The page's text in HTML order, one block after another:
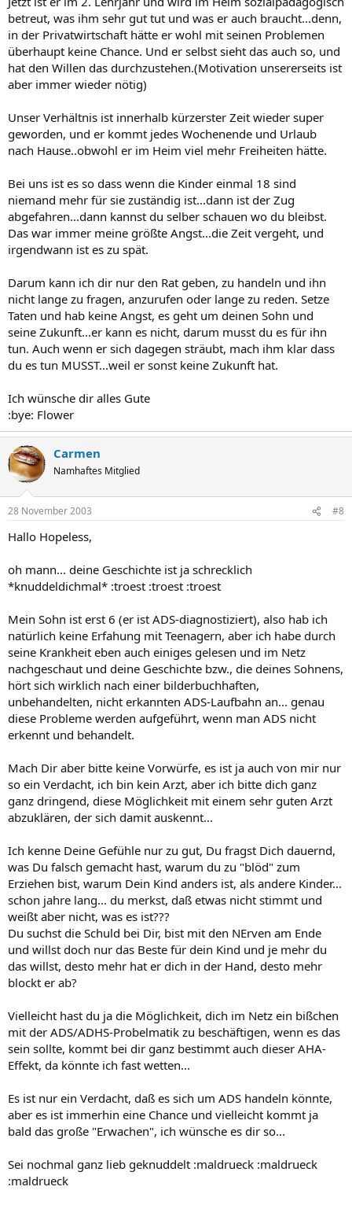
betreut, was ihm sehr gut tut und was er auch braucht...denn,
in der Privatwirtschaft hätte er wohl mit seinen Problemen
überhaupt keine Chance. Und er selbst sieht das auch so, und
hat den Willen das durchzustehen.(Motivation unsererseits ist
aber immer wieder nötig)
Unser Verhältnis ist innerhalb kürzerster Zeit wieder super
geworden, und er kommt jedes Wochenende und Urlaub
nach Hause..obwohl er im Heim viel mehr Freiheiten hätte.
Bei uns ist es so dass wenn die Kinder einmal 18 sind
niemand mehr für sie zuständig ist...dann ist der Zug
abgefahren...dann kannst du selber schauen wo du bleibst.
Das war immer meine größte Angst...die Zeit vergeht, und
irgendwann ist es zu spät.
Darum kann ich dir nur den Rat geben, zu handeln und ihn
nicht lange zu fragen, anzurufen oder lange zu reden. Setze
Taten und hab keine Angst, es geht um deinen Sohn und
seine Zukunft...er kann es nicht, darum musst du es für ihn
tun. Auch wenn er sich dagegen sträubt, mach ihm klar dass
du es tun MUSST...weil er sonst keine Zukunft hat.
Ich wünsche dir alles Gute
:bye: Flower
Carmen
Namhaftes Mitglied
28 November 2003 #8
Hallo Hopeless,
oh mann... deine Geschichte ist ja schrecklich
*knuddeldichmal* :troest :troest :troest
Mein Sohn ist erst 6 (er ist ADS-diagnostiziert), also hab ich
natürlich keine Erfahung mit Teenagern, aber ich habe durch
seine Krankheit eben auch einiges gelesen und im Netz
nachgeschaut und deine Geschichte bzw., die deines Sohnens,
hört sich wirklich nach einer bilderbuchhaften,
unbehandelten, nicht erkannten ADS-Laufbahn an... genau
diese Probleme werden aufgeführt, wenn man ADS nicht
erkennt und behandelt.
Mach Dir aber bitte keine Vorwürfe, es ist ja auch von mir nur
so ein Verdacht, ich bin kein Arzt, aber ich bitte dich ganz
ganz dringend, diese Möglichkeit mit einem sehr guten Arzt
abzuklären, der sich damit auskennt...
Ich kenne Deine Gefühle nur zu gut, Du fragst Dich dauernd,
was Du falsch gemacht hast, warum du zu "blöd" zum
Erziehen bist, warum Dein Kind anders ist, als andere Kinder...
schon jahre lang... du merkst, daß etwas nicht stimmt und
weißt aber nicht, was es ist???
Du suchst die Schuld bei Dir, bist mit den NErven am Ende
und willst doch nur das Beste für dein Kind und je mehr du
das willst, desto mehr hat er dich in der Hand, desto mehr
blockt er ab?
Vielleicht hast du ja die Möglichkeit, dich im Netz ein bißchen
mit der ADS/ADHS-Probelmatik zu beschäftigen, wenn es das
sein sollte, kommt bei dir ganz bestimmt auch dieser AHA-
Effekt, da könnte ich fast wetten...
Es ist nur ein Verdacht, daß es sich um ADS handeln könnte,
aber es ist immerhin eine Chance und vielleicht kommt ja
bald das große "Erwachen", ich wünsche es dir so...
Sei nochmal ganz lieb geknuddelt :maldrueck :maldrueck
:maldrueck